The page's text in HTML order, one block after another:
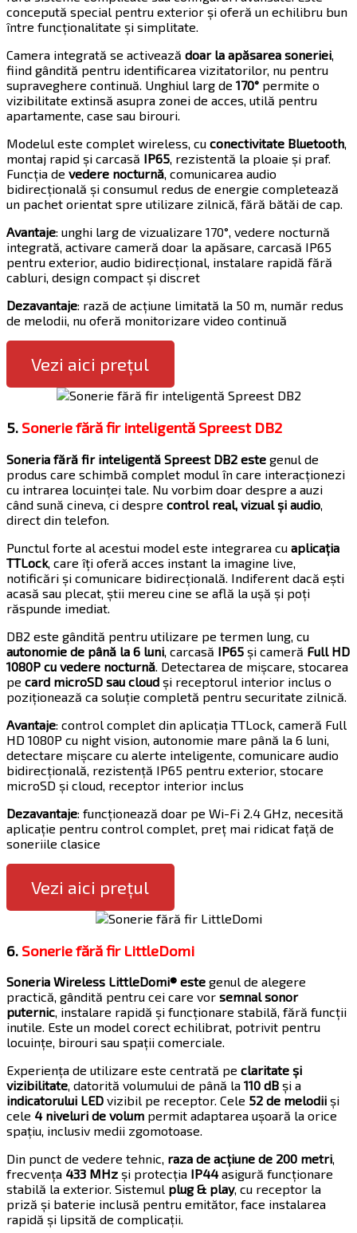
concepută special pentru exterior și oferă un echilibru bun
între funcționalitate și simplitate.
Camera integrată se activează doar la apăsarea soneriei
fiind gândită pentru identificarea vizitatorilor, nu pentru
supraveghere continuă. Unghiul larg de 170° permite o
vizibilitate extinsă asupra zonei de acces, utilă pentru
apartamente, case sau birouri.
Modelul este complet wireless, cu conectivitate Bluetooth
montaj rapid și carcasă IP65 , rezistentă la ploaie și praf.
Funcția de vedere nocturnă , comunicarea audio
bidirecțională și consumul redus de energie completează
un pachet orientat spre utilizare zilnică, fără bătăi de cap.
Avantaje: unghi larg de vizualizare 170°, vedere nocturnă
integrată, activare cameră doar la apăsare, carcasă IP65
pentru exterior, audio bidirecțional, instalare rapidă fără
cabluri, design compact și discret
Dezavantaje: rază de acțiune limitată la 50 m, număr redus
de melodii, nu oferă monitorizare video continuă
Vezi aici prețul
5. Sonerie fără fir inteligentă Spreest DB2
Soneria fără fir inteligentă Spreest DB2 este genul de
produs care schimbă complet modul în care interacționezi
cu intrarea locuinței tale. Nu vorbim doar despre a auzi
când sună cineva, ci despre control real, vizual și audio
direct din telefon.
Punctul forte al acestui model este integrarea cu aplicația
TTLock, care îți oferă acces instant la imagine live,
notificări și comunicare bidirecțională. Indiferent dacă ești
acasă sau plecat, știi mereu cine se află la ușă și poți
răspunde imediat.
DB2 este gândită pentru utilizare pe termen lung, cu
autonomie de până la 6 luni , carcasă IP65 și cameră Full HD
1080P cu vedere nocturnă . Detectarea de mișcare, stocarea
pe card microSD sau cloud și receptorul interior inclus o
poziționează ca soluție completă pentru securitate zilnică.
Avantaje: control complet din aplicația TTLock, cameră Full
HD 1080P cu night vision, autonomie mare până la 6 luni,
detectare mișcare cu alerte inteligente, comunicare audio
bidirecțională, rezistență IP65 pentru exterior, stocare
microSD și cloud, receptor interior inclus
Dezavantaje: funcționează doar pe Wi-Fi 2.4 GHz, necesită
aplicație pentru control complet, preț mai ridicat față de
soneriile clasice
Vezi aici prețul
6. Sonerie fără fir LittleDomi
Soneria Wireless LittleDomi® este genul de alegere
practică, gândită pentru cei care vor semnal sonor
puternic, instalare rapidă și funcționare stabilă, fără funcții
inutile. Este un model corect echilibrat, potrivit pentru
locuințe, birouri sau spații comerciale.
Experiența de utilizare este centrată pe claritate și
vizibilitate, datorită volumului de până la 110 dB și a
indicatorului LED vizibil pe receptor. Cele 52 de melodii și
cele 4 niveluri de volum permit adaptarea ușoară la orice
spațiu, inclusiv medii zgomotoase.
Din punct de vedere tehnic, raza de acțiune de 200 metri,
frecvența 433 MHz și protecția IP44asigură funcționare
stabilă la exterior. Sistemul plug & play, cu receptor la
priză și baterie inclusă pentru emitător, face instalarea
rapidă și lipsită de complicații.